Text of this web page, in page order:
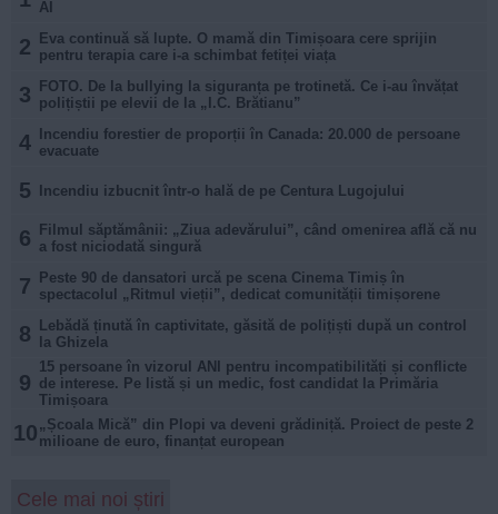
AI
2
Eva continuă să lupte. O mamă din Timișoara cere sprijin
pentru terapia care i-a schimbat fetiței viața
3
FOTO. De la bullying la siguranța pe trotinetă. Ce i-au învățat
polițiștii pe elevii de la „I.C. Brătianu”
4
Incendiu forestier de proporții în Canada: 20.000 de persoane
evacuate
5 Incendiu izbucnit într-o hală de pe Centura Lugojului
6
Filmul săptămânii: „Ziua adevărului”, când omenirea află că nu
a fost niciodată singură
7
Peste 90 de dansatori urcă pe scena Cinema Timiș în
spectacolul „Ritmul vieții”, dedicat comunității timișorene
8
Lebădă ținută în captivitate, găsită de polițiști după un control
la Ghizela
9
15 persoane în vizorul ANI pentru incompatibilități și conflicte
de interese. Pe listă și un medic, fost candidat la Primăria
Timișoara
10 „Școala Mică” din Plopi va deveni grădiniță. Proiect de peste 2
milioane de euro, finanțat european
Cele mai noi știri